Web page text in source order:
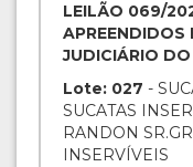
LEILÃO 069/
APREENDIDOS
JUDICIÁRIO
Lote: 027 -
SUCATAS
RANDON
INSERVÍVEIS